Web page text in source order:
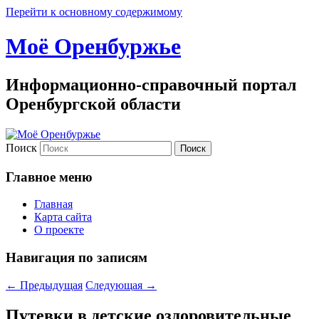
Перейти к основному содержимому
Моё Оренбуржье
Информационно-справочный портал
Оренбургской области
Поиск
Главное меню
Главная
Карта сайта
О проекте
Навигация по записям
← Предыдущая Следующая →
Путевки в детские оздоровительные